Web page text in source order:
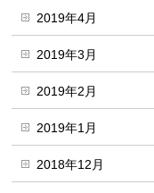
2019年4月
2019年3月
2019年2月
2019年1月
2018年12月